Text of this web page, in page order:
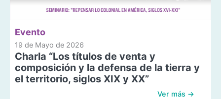
Evento
19 de Mayo de 2026
Charla “Los títulos de venta y
composición y la defensa de la tierra y
el territorio, siglos XIX y XX”
Ver más →